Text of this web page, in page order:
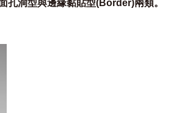
孔洞型與邊緣黏貼型(Border)兩類。